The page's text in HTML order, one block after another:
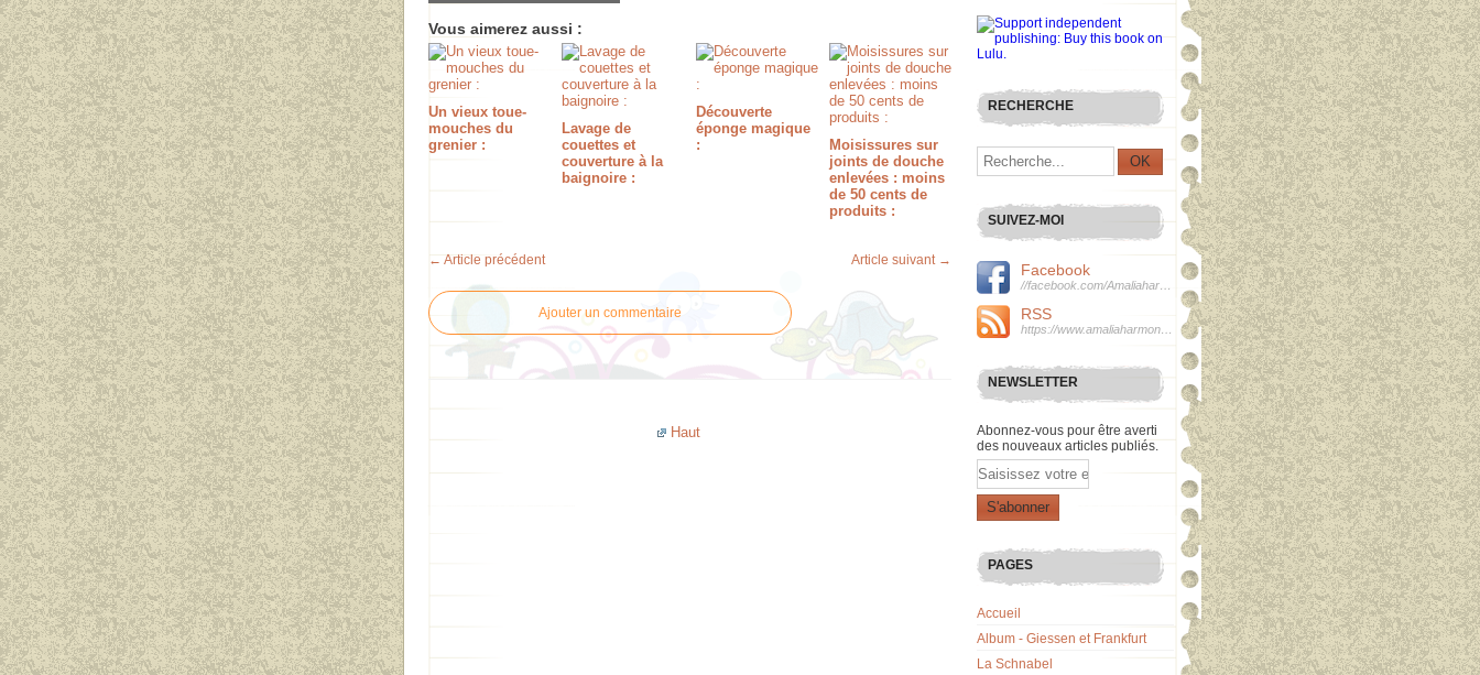
Vous aimerez aussi :
Un vieux toue-
mouches du
grenier :
Lavage de
couettes et
couverture à la
baignoire :
Découverte
éponge magique
:
Moisissures sur
joints de douche
enlevées : moins
de 50 cents de
produits :
← Article précédent Article suivant →
Ajouter un commentaire
Haut
RECHERCHE
SUIVEZ-MOI
Facebook
RSS
NEWSLETTER
Abonnez-vous pour être averti
des nouveaux articles publiés.
Email
PAGES
Accueil
Album - Giessen et Frankfurt
La Schnabel